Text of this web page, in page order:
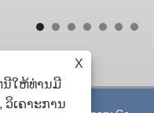
X
ນີໃຫ້ທ່ານມີ
ເຄາະການ